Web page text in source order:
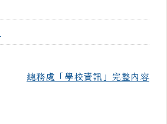
總務處「學校資訊」完整內容